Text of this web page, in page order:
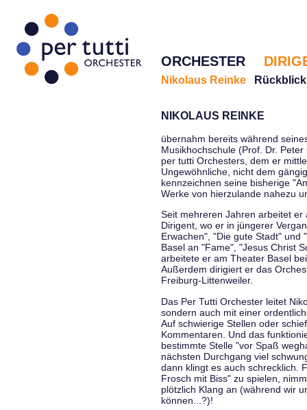
ORCHESTER
Nikolaus Reinke Rückblick
NIKOLAUS REINKE
übernahm bereits während
Musikhochschule (Prof. Dr.
per tutti Orchesters, dem er
Ungewöhnliche, nicht dem
kennzeichnen seine bisherige
Werke von hierzulande nahezu
Seit mehreren Jahren arbeitet
Dirigent, wo er in jüngerer
Erwachen", "Die gute Stadt" und
Basel an "Fame", "Jesus Christ
arbeitete er am Theater Basel
Außerdem dirigiert er das
Freiburg-Littenweiler.
Das Per Tutti Orchester leitet
sondern auch mit einer
Auf schwierige Stellen oder
Kommentaren. Und das
bestimmte Stelle "vor Spaß
nächsten Durchgang viel
dann klingt es auch schrecklich.
Frosch mit Biss" zu spielen,
plötzlich Klang an (während wir
können...?)!